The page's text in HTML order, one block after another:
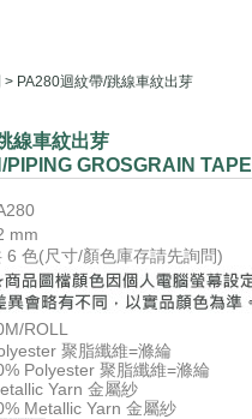
> PA280迴紋帶/跳線車紋出芽
線車紋出芽
PIPING GROSGRAIN TAPE
mm
6 色(尺寸/顏色庫存請先詢問)
ROLL
聚脂纖維=滌綸
Polyester 聚脂纖維=滌綸
Yarn 金屬紗
Metallic Yarn 金屬紗